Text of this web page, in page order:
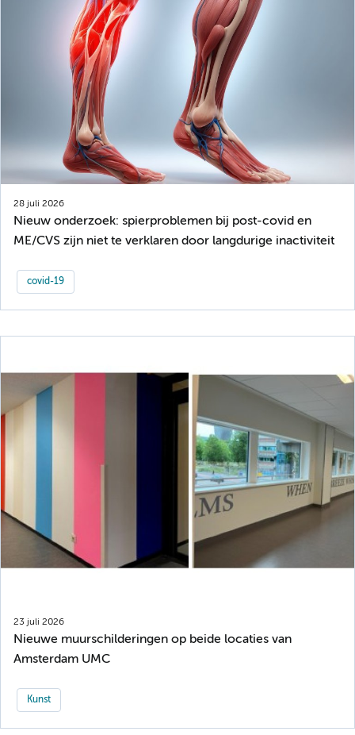
28 juli 2026
Nieuw onderzoek: spierproblemen bij post-covid en
ME/CVS zijn niet te verklaren door langdurige inactiviteit
covid-19
23 juli 2026
Nieuwe muurschilderingen op beide locaties van
Amsterdam UMC
Kunst